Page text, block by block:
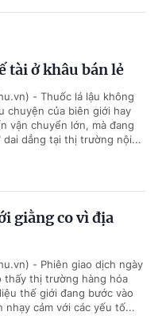
tài ở khâu bán lẻ
- Thuốc lá lậu không
chuyện của biên giới hay
vận chuyển lớn, mà đang
dai dẳng tại thị trường nội...
giằng co vì địa
- Phiên giao dịch ngày
thấy thị trường hàng hóa
thế giới đang bước vào
nhạy cảm với các yếu tố...